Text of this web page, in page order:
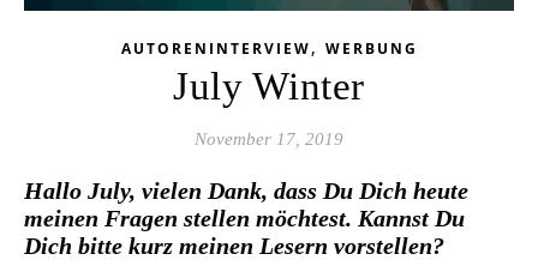
AUTORENINTERVIEW, WERBUNG
July Winter
November 17, 2019
Hallo July, vielen Dank, dass Du Dich heute
meinen Fragen stellen möchtest. Kannst Du
Dich bitte kurz meinen Lesern vorstellen?